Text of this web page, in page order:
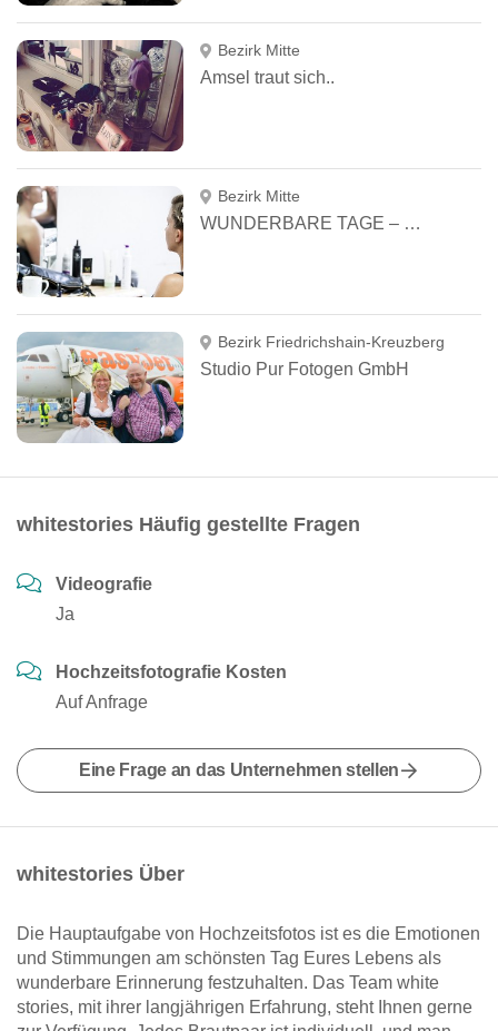
Bezirk Mitte
Amsel traut sich..
Bezirk Mitte
WUNDERBARE TAGE – INES MEIER FOTOGRAFIE
Bezirk Friedrichshain-Kreuzberg
Studio Pur Fotogen GmbH
whitestories Häufig gestellte Fragen
Videografie
Ja
Hochzeitsfotografie Kosten
Auf Anfrage
Eine Frage an das Unternehmen stellen
whitestories Über
Die Hauptaufgabe von Hochzeitsfotos ist es die Emotionen
und Stimmungen am schönsten Tag Eures Lebens als
wunderbare Erinnerung festzuhalten. Das Team white
stories, mit ihrer langjährigen Erfahrung, steht Ihnen gerne